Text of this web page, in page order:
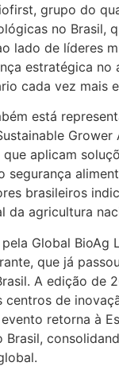
grupo do
no Brasil,
lado de líderes
estratégica
cada vez mais
está
aplicam
segurança
brasileiros
da agricultura
Global BioAg
que já
A edição de
centros de
retorna à
Brasil,